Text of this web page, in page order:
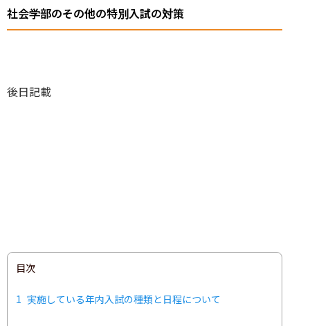
社会学部のその他の特別入試の対策
後日記載
目次
1 実施している年内入試の種類と日程について